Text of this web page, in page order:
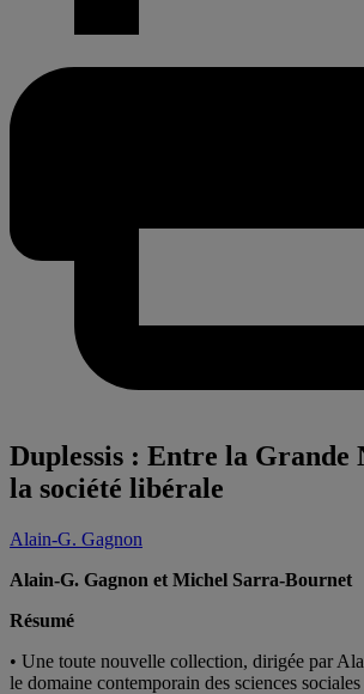
Duplessis : Entre la Grande
la société libérale
Alain-G. Gagnon
Alain-G. Gagnon et Michel Sarra-Bournet
Résumé
• Une toute nouvelle collection, dirigée par
le domaine contemporain des sciences